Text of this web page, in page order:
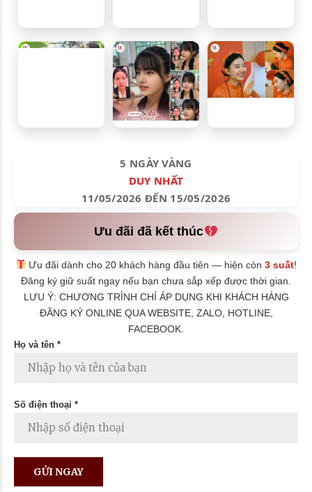
5 NGÀY VÀNG
DUY NHẤT
11/05/2026 ĐẾN 15/05/2026
Ưu đãi đã kết thúc
Ưu đãi dành cho 20 khách hàng đầu tiên — hiện còn3 suất!
Đăng ký giữ suất ngay nếu bạn chưa sắp xếp được thời gian.
LƯU Ý: CHƯƠNG TRÌNH CHỈ ÁP DỤNG KHI KHÁCH HÀNG
ĐĂNG KÝ ONLINE QUA WEBSITE, ZALO, HOTLINE,
FACEBOOK.
Họ và tên *
Số điện thoại *